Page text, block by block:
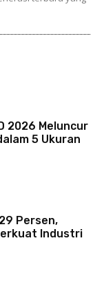
2026 Meluncur
5 Ukuran
Persen,
Industri